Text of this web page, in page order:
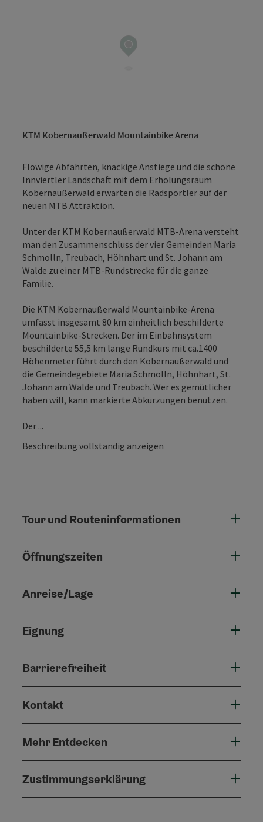
KTM Kobernaußerwald Mountainbike Arena
Flowige Abfahrten, knackige Anstiege und die schöne
Innviertler Landschaft mit dem Erholungsraum
Kobernaußerwald erwarten die Radsportler auf der
neuen MTB Attraktion.
Unter der KTM Kobernaußerwald MTB-Arena versteht
man den Zusammenschluss der vier Gemeinden Maria
Schmolln, Treubach, Höhnhart und St. Johann am
Walde zu einer MTB-Rundstrecke für die ganze
Familie.
Die KTM Kobernaußerwald Mountainbike-Arena
umfasst insgesamt 80 km einheitlich beschilderte
Mountainbike-Strecken. Der im Einbahnsystem
beschilderte 55,5 km lange Rundkurs mit ca.1400
Höhenmeter führt durch den Kobernaußerwald und
die Gemeindegebiete Maria Schmolln, Höhnhart, St.
Johann am Walde und Treubach. Wer es gemütlicher
haben will, kann markierte Abkürzungen benützen.
Der ...
Beschreibung vollständig anzeigen
Tour und Routeninformationen
Öffnungszeiten
Anreise/Lage
Eignung
Barrierefreiheit
Kontakt
Mehr Entdecken
Zustimmungserklärung